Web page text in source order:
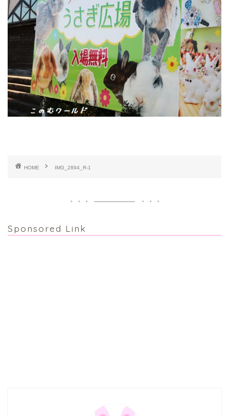
HOME IMG_2894_R-1
Sponsored Link